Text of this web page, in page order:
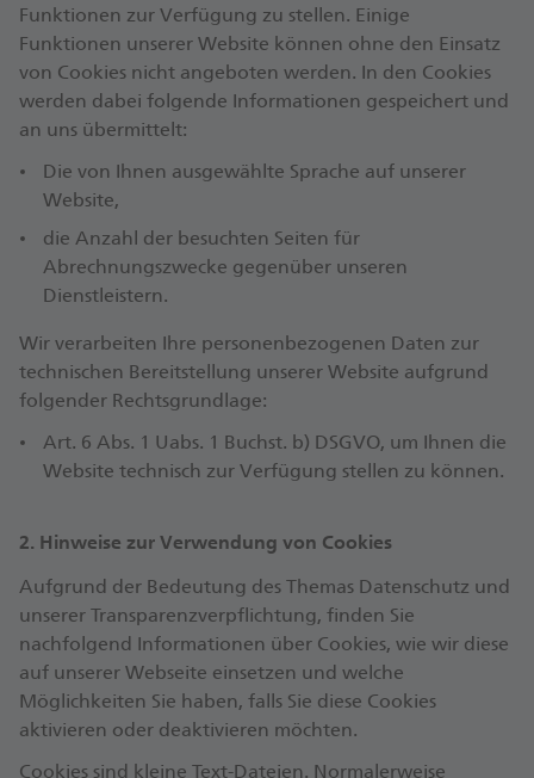
Funktionen zur Verfügung zu stellen. Einige
Funktionen unserer Website können ohne den Einsatz
von Cookies nicht angeboten werden. In den Cookies
werden dabei folgende Informationen gespeichert und
an uns übermittelt:
Die von Ihnen ausgewählte Sprache auf unserer
Website,
die Anzahl der besuchten Seiten für
Abrechnungszwecke gegenüber unseren
Dienstleistern.
Wir verarbeiten Ihre personenbezogenen Daten zur
technischen Bereitstellung unserer Website aufgrund
folgender Rechtsgrundlage:
Art. 6 Abs. 1 Uabs. 1 Buchst. b) DSGVO, um Ihnen die
Website technisch zur Verfügung stellen zu können.
2. Hinweise zur Verwendung von Cookies
Aufgrund der Bedeutung des Themas Datenschutz und
unserer Transparenzverpflichtung, finden Sie
nachfolgend Informationen über Cookies, wie wir diese
auf unserer Webseite einsetzen und welche
Möglichkeiten Sie haben, falls Sie diese Cookies
aktivieren oder deaktivieren möchten.
Cookies sind kleine Text-Dateien. Normalerweise